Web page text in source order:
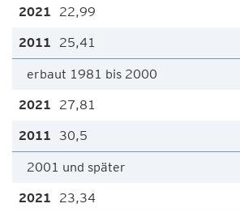
22,99
25,41
erbaut 1981 bis 2000
27,81
30,5
2001 und später
23,34